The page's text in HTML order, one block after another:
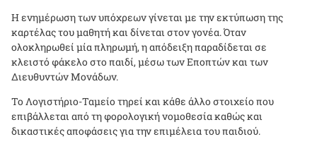
Η ενημέρωση των υπόχρεων γίνεται με την εκτύπωση της
καρτέλας του μαθητή και δίνεται στον γονέα. Όταν
ολοκληρωθεί μία πληρωμή, η απόδειξη παραδίδεται σε
κλειστό φάκελο στο παιδί, μέσω των Εποπτών και των
Διευθυντών Μονάδων.
Το Λογιστήριο-Ταμείο τηρεί και κάθε άλλο στοιχείο που
επιβάλλεται από τη φορολογική νομοθεσία καθώς και
δικαστικές αποφάσεις για την επιμέλεια του παιδιού.